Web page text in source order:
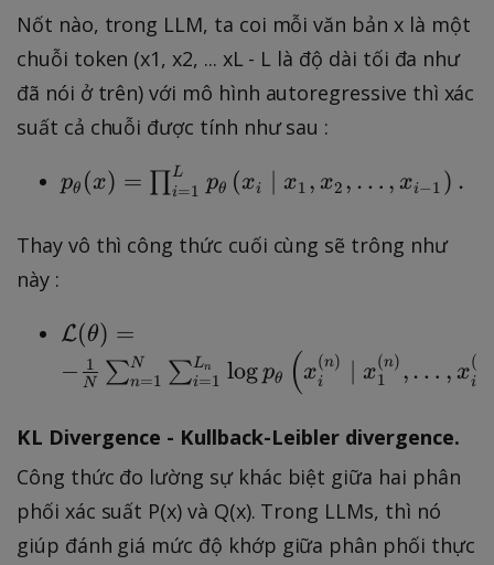
a
}
(
x
)
u
m
_
{i
=
}
{
lo
g
_
{
\
t
h
t
a
}
\f
r
c
1
N
}
s
m
_
{
\
t
h
e
t
)
-
a
}
{
N
}
Nốt nào, trong LLM, ta coi mỗi văn bản x là một
chuỗi token (x1, x2, ... xL - L là độ dài tối đa như
đã nói ở trên) với mô hình autoregressive thì xác
suất cả chuỗi được tính như sau :
p
{
h
e
t
}
(
x
)
=
pθ (x) = ∏i=1
L pθ (xi x1 , x2 , … , xi−1 ) .
Thay vô thì công thức cuối cùng sẽ trông như
này :
\
h
c
al
{
L(θ) =
− N
1 ∑n=1
N ∑i=1
Ln logpθ (xi
(n)
x1
(n) ,… , xi−
(
KL Divergence - Kullback-Leibler divergence.
Công thức đo lường sự khác biệt giữa hai phân
phối xác suất P(x) và Q(x). Trong LLMs, thì nó
giúp đánh giá mức độ khớp giữa phân phối thực